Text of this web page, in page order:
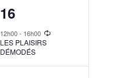
1
event,
16
12h00- 16h00
LES PLAISIRS
DÉMODÉS